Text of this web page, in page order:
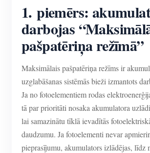
1. piemērs:
darbojas
pašpatēriņa režīmā”
Maksimālais pašpatēriņa režīms ir
uzglabāšanas sistēmās bieži izmantots
Ja no fotoelementiem rodas
tā par prioritāti nosaka akumulatora
lai samazinātu tīklā ievadītās
daudzumu. Ja fotoelementi nevar
pieprasījumu, akumulators izlādējas, līdz